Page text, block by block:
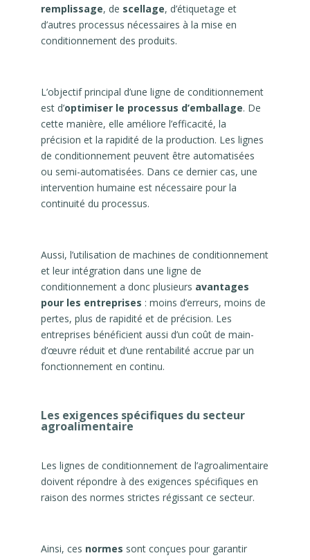
remplissage, de scellage, d’étiquetage et
d’autres processus nécessaires à la mise en
conditionnement des produits.
L’objectif principal d’une ligne de conditionnement
est d’optimiser le processus d’emballage. De
cette manière, elle améliore l’efficacité, la
précision et la rapidité de la production. Les lignes
de conditionnement peuvent être automatisées
ou semi-automatisées. Dans ce dernier cas, une
intervention humaine est nécessaire pour la
continuité du processus.
Aussi, l’utilisation de machines de conditionnement
et leur intégration dans une ligne de
conditionnement a donc plusieurs avantages
pour les entreprises : moins d’erreurs, moins de
pertes, plus de rapidité et de précision. Les
entreprises bénéficient aussi d’un coût de main-
d’œuvre réduit et d’une rentabilité accrue par un
fonctionnement en continu.
Les exigences spécifiques du secteur
agroalimentaire
Les lignes de conditionnement de l’agroalimentaire
doivent répondre à des exigences spécifiques en
raison des normes strictes régissant ce secteur.
Ainsi, ces normes sont conçues pour garantir